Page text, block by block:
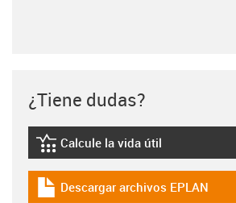
¿Tiene dudas?
igus-icon-lebensdauerrechner
Calcule la vida útil
igus-icon-download-plan
Descargar archivos EPLAN